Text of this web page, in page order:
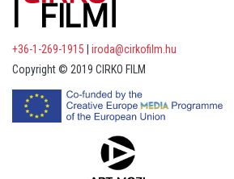
+36-1-269-1915
iroda@cirkofilm.hu
Copyright © 2019 CIRKO FILM